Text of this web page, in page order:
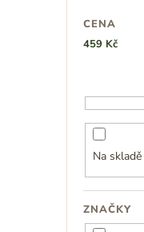
CENA
459 Kč
Na skladě
ZNAČKY